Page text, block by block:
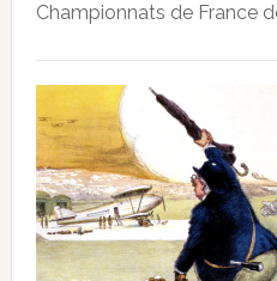
Championnats de France